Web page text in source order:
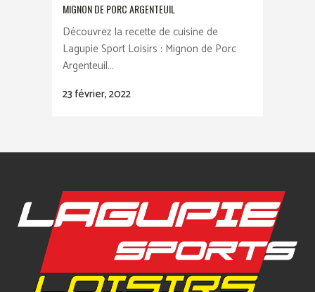
MIGNON DE PORC ARGENTEUIL
Découvrez la recette de cuisine de
Lagupie Sport Loisirs : Mignon de Porc
Argenteuil...
23 février, 2022